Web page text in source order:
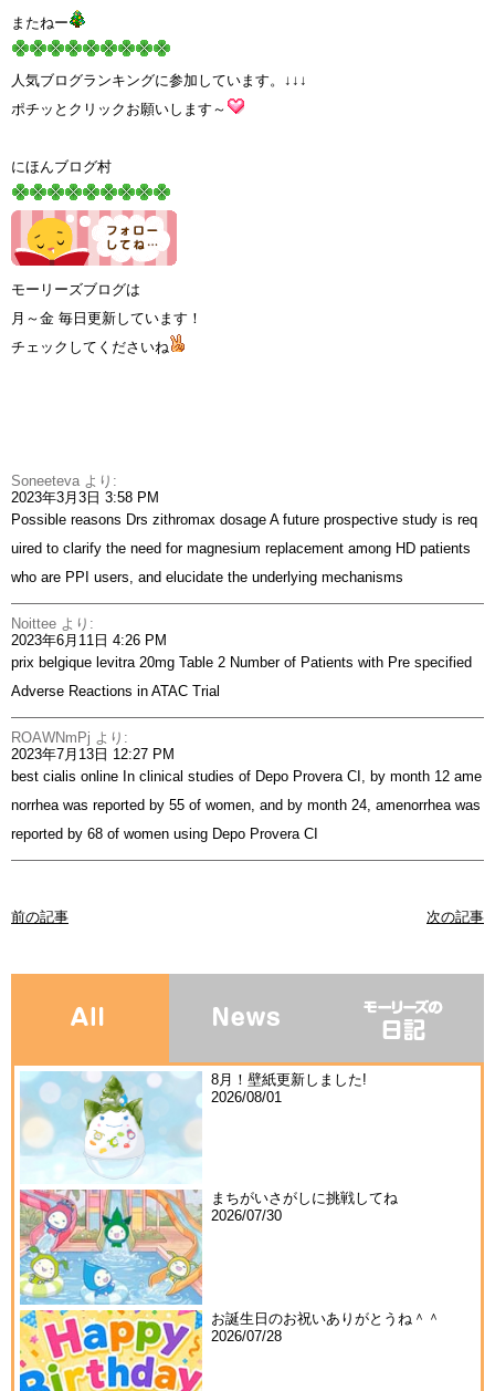
またねー
人気ブログランキングに参加しています。↓↓↓
ポチッとクリックお願いします～
にほんブログ村
モーリーズブログは
月～金 毎日更新しています！
チェックしてくださいね
Soneeteva より:
2023年3月3日 3:58 PM
Possible reasons Drs zithromax dosage A future prospective study is req
uired to clarify the need for magnesium replacement among HD patients
who are PPI users, and elucidate the underlying mechanisms
Noittee より:
2023年6月11日 4:26 PM
prix belgique levitra 20mg Table 2 Number of Patients with Pre specified
Adverse Reactions in ATAC Trial
ROAWNmPj より:
2023年7月13日 12:27 PM
best cialis online In clinical studies of Depo Provera CI, by month 12 ame
norrhea was reported by 55 of women, and by month 24, amenorrhea was
reported by 68 of women using Depo Provera CI
前の記事 次の記事
8月！壁紙更新しました!
2026/08/01
まちがいさがしに挑戦してね
2026/07/30
お誕生日のお祝いありがとうね＾＾
2026/07/28